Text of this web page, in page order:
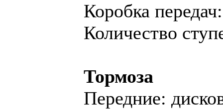
Коробка
Количество
Тормоза
Передние: